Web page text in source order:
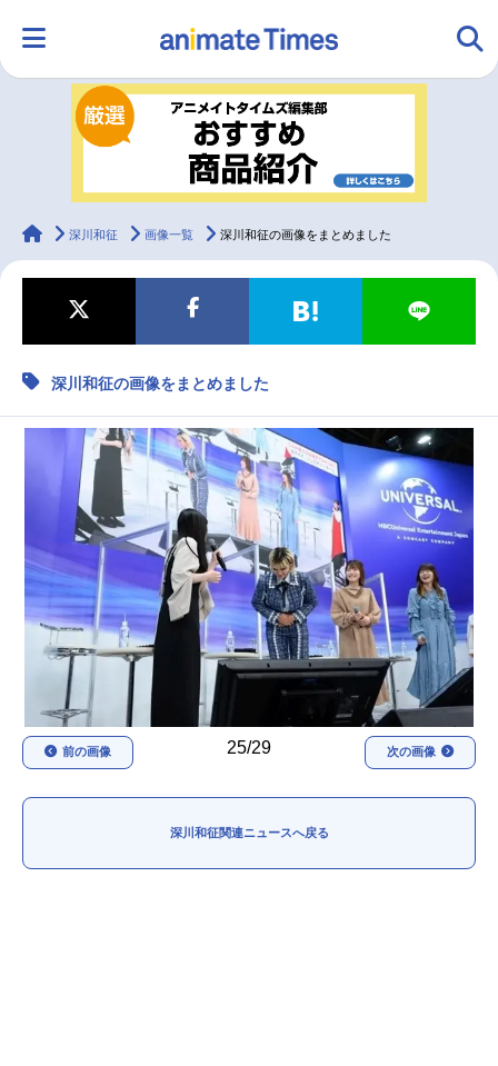
ランキング アニメ
ラジオ みんなの声
マンガ・ラノベ ゲーム・アプリ 音楽 コスプレ
2.5次元 配信・Vtuber
最新記事一覧
アニメ記事一覧 声優記事一覧
アニメ映画一覧 実写化映画一覧
今期アニメ曜日別一覧
春アニメ 夏アニメ
秋アニメ 冬アニメ
男性声優/女性声優一覧
animateTimes
深川和征 画像一覧 深川和征の画像をまとめました
深川和征の画像をまとめました
25/29
前の画像 次の画像
深川和征関連ニュースへ戻る